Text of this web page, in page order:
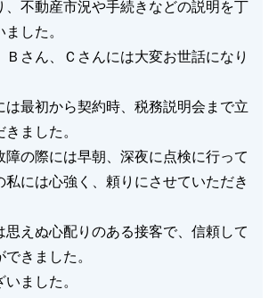
、不動産市況や手続きなどの説明を丁
した。
Ｂさん、Ｃさんには大変お世話になり
は最初から契約時、税務説明会まで立
ました。
障の際には早朝、深夜に点検に行って
私には心強く、頼りにさせていただき
思えぬ心配りのある接客で、信頼して
きました。
ました。